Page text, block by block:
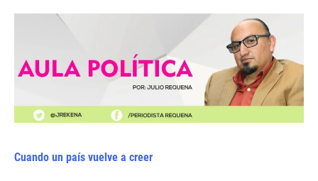
Cuando un país vuelve a creer